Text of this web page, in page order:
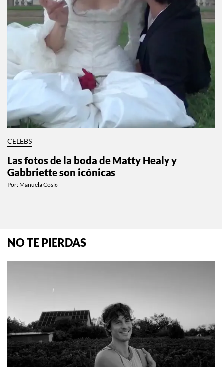
CELEBS
Las fotos de la boda de Matty Healy y
Gabbriette son icónicas
Por: Manuela Cosío
NO TE PIERDAS